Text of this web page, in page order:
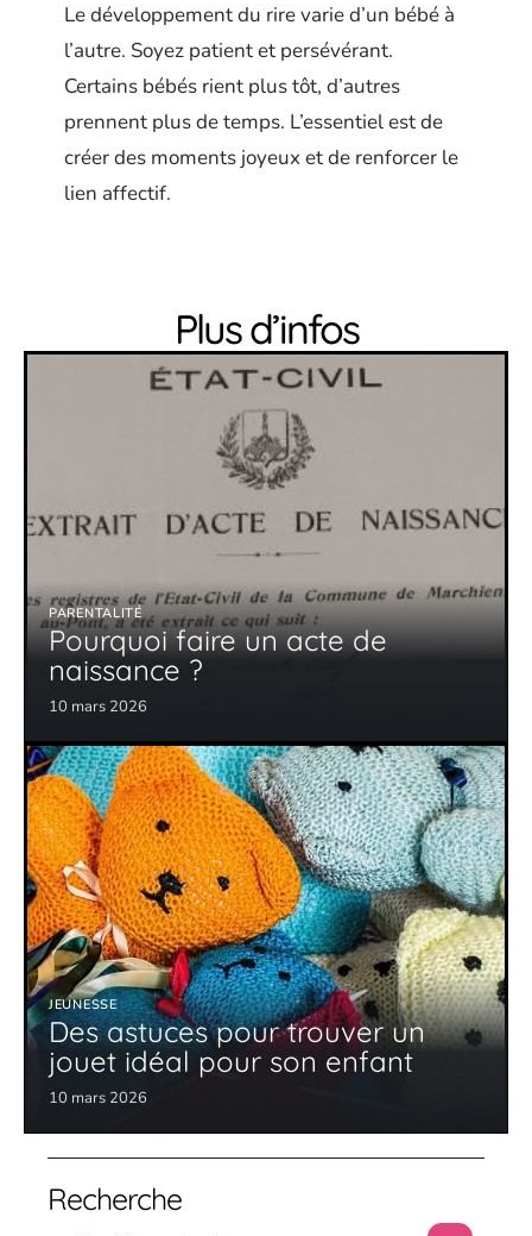
Le développement du rire varie d’un bébé à
l’autre. Soyez patient et persévérant.
Certains bébés rient plus tôt, d’autres
prennent plus de temps. L’essentiel est de
créer des moments joyeux et de renforcer le
lien affectif.
Plus d’infos
PARENTALITÉ
Pourquoi faire un acte de
naissance ?
10 mars 2026
JEUNESSE
Des astuces pour trouver un
jouet idéal pour son enfant
10 mars 2026
Recherche